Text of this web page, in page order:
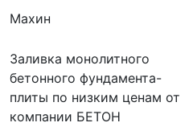
Махин
Заливка монолитного
бетонного фундамента-
плиты по низким ценам от
компании БЕТОН